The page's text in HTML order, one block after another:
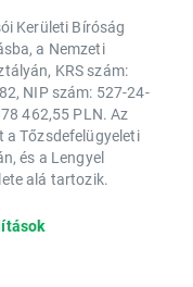
Kerületi Bíróság
a Nemzeti
KRS szám:
NIP szám: 527-24-
462,55 PLN. Az
a Tőzsdefelügyeleti
és a Lengyel
alá tartozik.